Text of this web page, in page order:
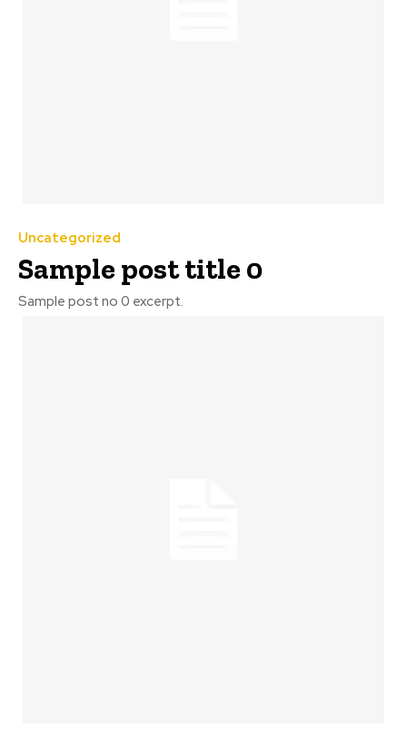
Uncategorized
Sample post title 0
Sample post no 0 excerpt.